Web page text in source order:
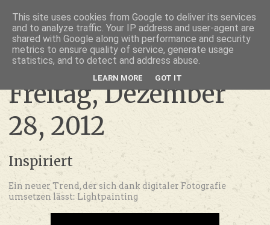
thru lensed eyes
- das Schöne im Fokus -
Freitag, Dezember
28, 2012
Inspiriert
Ein neuer Trend, der sich dank digitaler Fotografie
umsetzen lässt: Lightpainting
This site uses cookies from Google to deliver its services
and to analyze traffic. Your IP address and user-agent are
shared with Google along with performance and security
metrics to ensure quality of service, generate usage
statistics, and to detect and address abuse.
LEARN MORE GOT IT